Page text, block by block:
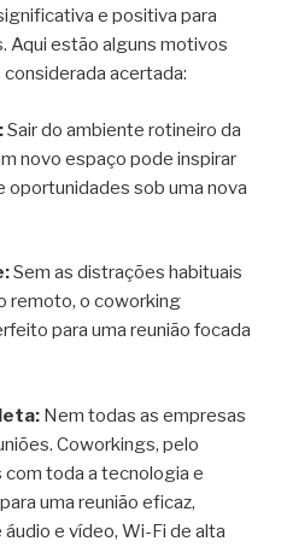
e positiva para
Aqui estão alguns motivos
acertada:
Sair do ambiente rotineiro da
novo espaço pode inspirar
oportunidades sob uma nova
Sem as distrações habituais
remoto, o coworking
para uma reunião focada
Nem todas as empresas
Coworkings, pelo
toda a tecnologia e
uma reunião eficaz,
e vídeo, Wi-Fi de alta